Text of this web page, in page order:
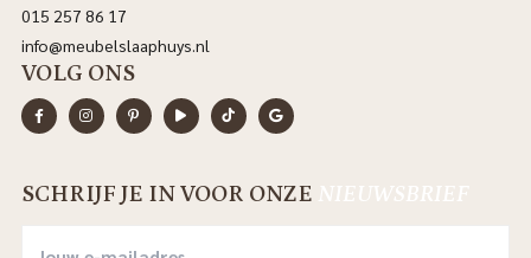
015 257 86 17
info@meubelslaaphuys.nl
VOLG ONS
SCHRIJF JE IN VOOR ONZE NIEUWSBRIEF